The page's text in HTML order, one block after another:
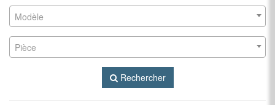
Modèle
Pièce
Rechercher